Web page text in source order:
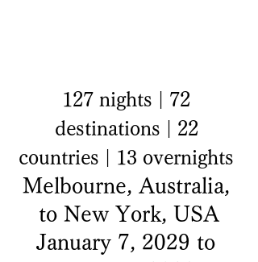
127 nights | 72
destinations | 22
countries | 13 overnights
Melbourne, Australia,
to New York, USA
January 7, 2029 to